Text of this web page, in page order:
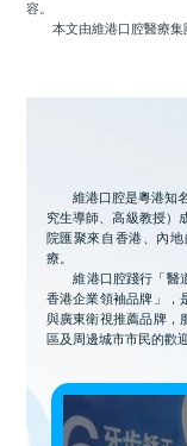
容。
本文由維港口腔醫療集
維港口腔是粵港知
究生導師、高級教授）
院匯聚來自香港、內
療。
維港口腔踐行「醫
香港企業領袖品牌」，
與廣東衛視推薦品牌，
區及周邊城市市民的歡